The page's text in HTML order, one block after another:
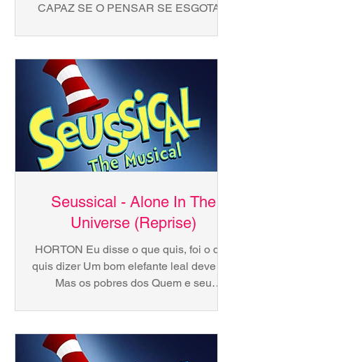
CAPAZ SE O PENSAR SE ESGOTAR
Seussical - Alone In The
Universe (Reprise)
HORTON Eu disse o que quis, foi o que
quis dizer Um bom elefante leal deve ser
Mas os pobres dos Quem e seu